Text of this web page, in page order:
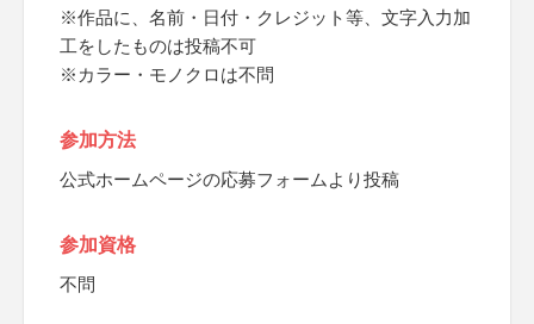
※作品に、名前・日付・クレジット等、文字入力加
工をしたものは投稿不可
※カラー・モノクロは不問
参加方法
公式ホームページの応募フォームより投稿
参加資格
不問